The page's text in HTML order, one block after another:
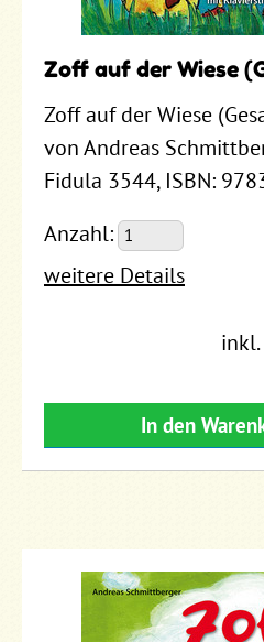
Zoff auf der Wiese
Zoff auf der Wiese
von Andreas
Fidula 3544, ISBN:
Anzahl:
weitere Details
In den